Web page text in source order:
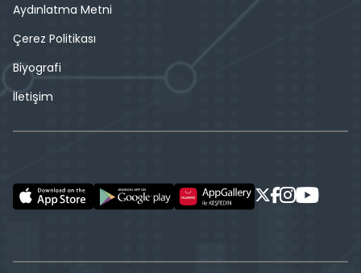
Aydınlatma Metni
Çerez Politikası
Biyografi
İletişim